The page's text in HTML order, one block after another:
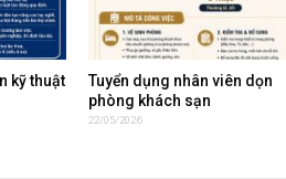
kỹ thuật
Tuyển dụng nhân viên dọn
phòng khách sạn
22/05/2026